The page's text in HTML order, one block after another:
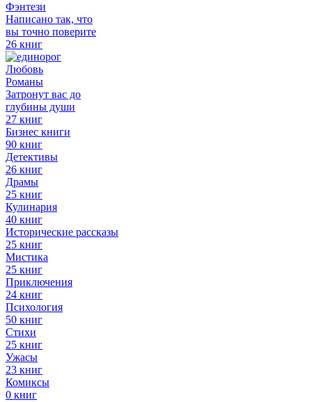
Фэнтези
Написано так, что
вы точно поверите
26 книг
Любовь
Романы
Затронут вас до
глубины души
27 книг
Бизнес книги
90 книг
Детективы
26 книг
Драмы
25 книг
Кулинария
40 книг
Исторические рассказы
25 книг
Мистика
25 книг
Приключения
24 книг
Психология
50 книг
Стихи
25 книг
Ужасы
23 книг
Комиксы
0 книг